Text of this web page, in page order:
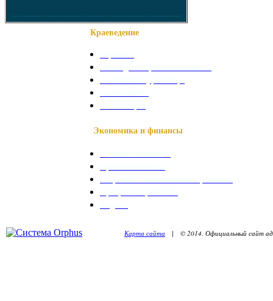
--------------------------------------------------------
Краеведение
Экономика и финансы
Карта сайта | © 2014. Официальный сайт